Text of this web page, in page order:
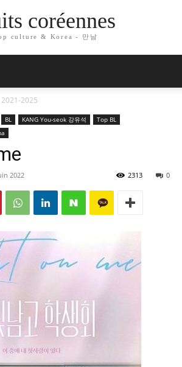
coréennes
culture & Korea - 만남
2021-2025
BL KANG You-seok 강유석
Top BL
2022 0
2313